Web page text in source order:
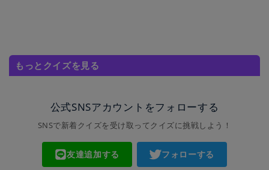
もっとクイズを見る
公式SNSアカウントをフォローする
SNSで新着クイズを受け取ってクイズに挑戦しよう！
友達追加する フォローする